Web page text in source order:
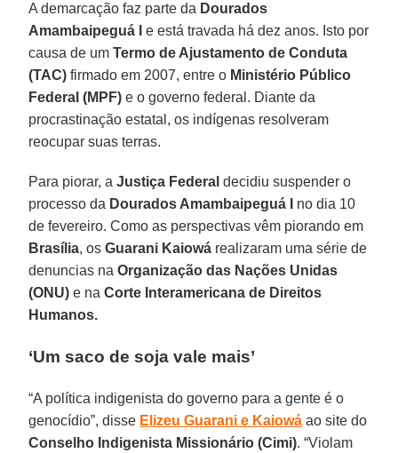
A demarcação faz parte da Dourados
Amambaipeguá I
e está travada há dez anos. Isto por
causa de umTermo de Ajustamento de Conduta
(TAC) firmado em 2007, entre o Ministério Público
Federal (MPF) e o governo federal. Diante da
procrastinação estatal, os indígenas resolveram
reocupar suas terras.
Para piorar, aJustiça Federal decidiu suspender o
processo da Dourados Amambaipeguá I
no dia 10
de fevereiro. Como as perspectivas vêm piorando em
Brasília, osGuarani Kaiowá realizaram uma série de
denuncias naOrganização das Nações Unidas
(ONU) e naCorte Interamericana de Direitos
Humanos.
‘Um saco de soja vale mais’
“A política indigenista do governo para a gente é o
genocídio”, disse Elizeu Guarani e Kaiowá ao site do
Conselho Indigenista Missionário (Cimi). “Violam